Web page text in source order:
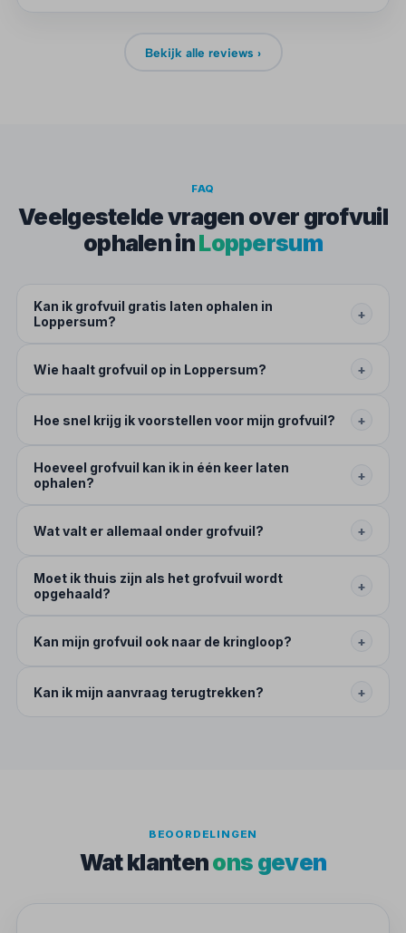
Bekijk alle reviews ›
FAQ
Veelgestelde vragen over grofvuil
ophalen inLoppersum
Kan ik grofvuil gratis laten ophalen in
Loppersum?
+
Wie haalt grofvuil op in Loppersum? +
Hoe snel krijg ik voorstellen voor mijn grofvuil? +
Hoeveel grofvuil kan ik in één keer laten
ophalen?
+
Wat valt er allemaal onder grofvuil? +
Moet ik thuis zijn als het grofvuil wordt
opgehaald?
+
Kan mijn grofvuil ook naar de kringloop? +
Kan ik mijn aanvraag terugtrekken? +
BEOORDELINGEN
Wat klantenons geven